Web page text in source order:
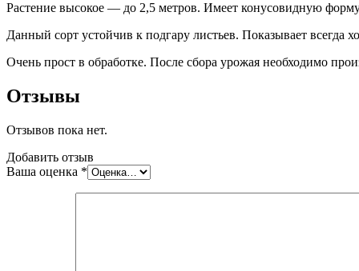
Растение высокое — до 2,5 метров. Имеет конусовидную
Данный сорт устойчив к подгару листьев. Показывает всегда
Очень прост в обработке. После сбора урожая необходимо
Отзывы
Отзывов пока нет.
Добавить отзыв
Ваша оценка *